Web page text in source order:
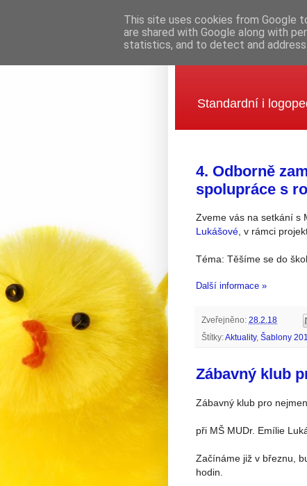
Mateřská
Standardní i
4. Odborně
spolupráce s
Zveme vás na setkání s
Lukášové , v rámci
Téma: Těšíme se do
Další informace »
Zveřejněno: 28.2.18
Štítky:Aktuality, Šablony
Zábavný klub
Zábavný klub pro
při MŠ MUDr. Emílie
Začínáme již v březnu,
hodin.
This site uses cookies from Google
are shared with Google along with
statistics, and to detect and address